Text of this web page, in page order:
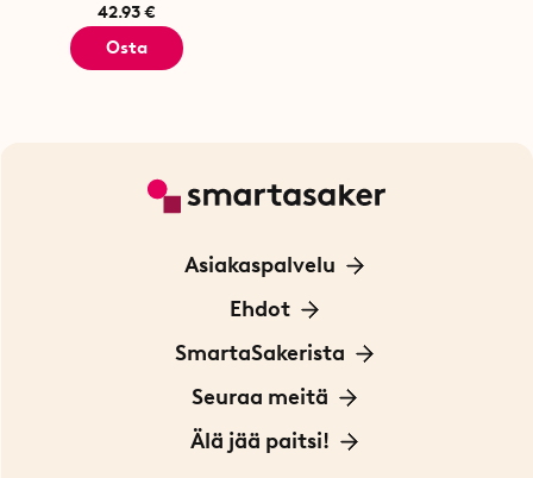
42.93 €
Osta
Asiakaspalvelu
Ota yhteyttä
Ehdot
Tietoa evästeistä
Yksityisyydensuoja
Sopimusehdot
SmartaSakerista
Meistä
Myymälä Tukholmassa
Seuraa meitä
Innovaattoriblogi
Älä jää paitsi!